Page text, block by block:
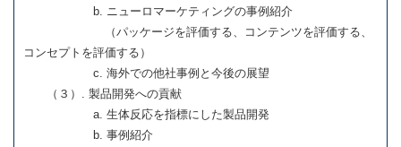
b. ニューロマーケティングの事例紹介
（パッケージを評価する、コンテンツを評価する、
コンセプトを評価する）
c. 海外での他社事例と今後の展望
（３）. 製品開発への貢献
a. 生体反応を指標にした製品開発
b. 事例紹介